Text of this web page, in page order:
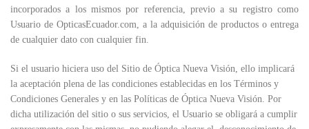
incorporados a los mismos por referencia, previo a su registro como
Usuario de OpticasEcuador.com, a la adquisición de productos o entrega
de cualquier dato con cualquier fin.
Si el usuario hiciera uso del Sitio de Óptica Nueva Visión, ello implicará
la aceptación plena de las condiciones establecidas en los Términos y
Condiciones Generales y en las Políticas de Óptica Nueva Visión. Por
dicha utilización del sitio o sus servicios, el Usuario se obligará a cumplir